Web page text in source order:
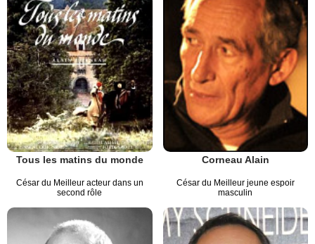
Tous les matins du monde Corneau Alain
César du Meilleur acteur dans un
second rôle
César du Meilleur jeune espoir
masculin